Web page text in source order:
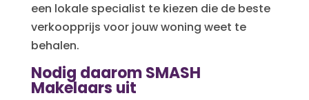
een lokale specialist te kiezen die de beste
verkoopprijs voor jouw woning weet te
behalen.
Nodig daarom SMASH
Makelaars uit